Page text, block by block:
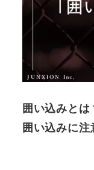
囲い込みと
囲い込みに注